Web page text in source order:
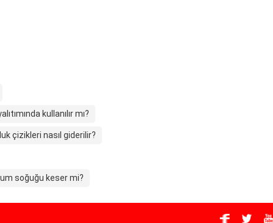
kullanılır mı?
çizikleri nasıl giderilir?
soğuğu keser mi?